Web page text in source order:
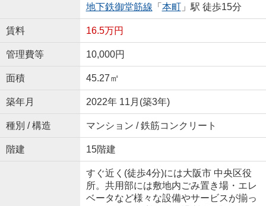
地下鉄御堂筋線 「 本町」駅 徒歩15分
賃料 16.5万円
管理費等 10,000円
面積 45.27㎡
築年月 2022年 11月(築3年)
種別 / 構造 マンション / 鉄筋コンクリート
階建 15階建
すぐ近く(徒歩4分)には大阪市 中央区役
所。共用部には敷地内ごみ置き場・エレ
ベータなど様々な設備やサービスが揃っ